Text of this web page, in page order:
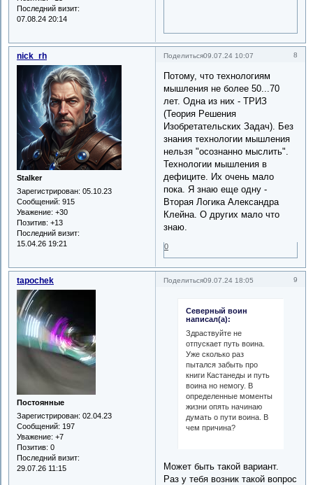
Последний визит:
07.08.24 20:14
Поделиться 8
09.07.24 10:07
nick_rh
Stalker
Зарегистрирован: 05.10.23
Сообщений: 915
Уважение: +30
Позитив: +13
Последний визит:
15.04.26 19:21
Потому, что технологиям
мышления не более 50...70
лет. Одна из них - ТРИЗ
(Теория Pешения
Изобретательских Задач). Без
знания технологии мышления
нельзя "осознанно мыслить".
Технологии мышления в
дефиците. Их очень мало
пока. Я знаю еще одну -
Вторая Логика Александра
Клейна. О других мало что
знаю.
0
Поделиться 9
09.07.24 18:05
tapochek
Постоянные
Зарегистрирован: 02.04.23
Сообщений: 197
Уважение: +7
Позитив: 0
Последний визит:
29.07.26 11:15
Северный воин
написал(а):
Здраствуйте не
отпускает путь воина.
Уже сколько раз
пытался забыть про
книги Кастанеды и путь
воина но немогу. В
определенные моменты
жизни опять начинаю
думать о пути воина. В
чем причина?
Может быть такой вариант.
Раз у тебя возник такой вопрос